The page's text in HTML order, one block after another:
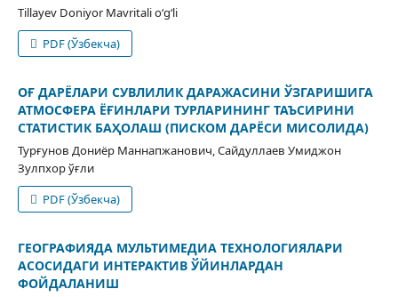
Tillayev Doniyor Mavritali o‘g‘li
PDF (Ўзбекча)
ОҒ ДАРЁЛАРИ СУВЛИЛИК ДАРАЖАСИНИ ЎЗГАРИШИГА
АТМОСФЕРА ЁҒИНЛАРИ ТУРЛАРИНИНГ ТАЪСИРИНИ
СТАТИСТИК БАҲОЛАШ (ПИСКОМ ДАРЁСИ МИСОЛИДА)
Турғунов Дониёр Маннапжанович, Сайдуллаев Умиджон
Зулпхор ўғли
PDF (Ўзбекча)
ГЕОГРАФИЯДА МУЛЬТИМЕДИА ТЕХНОЛОГИЯЛАРИ
АСОСИДАГИ ИНТЕРАКТИВ ЎЙИНЛАРДАН
ФОЙДАЛАНИШ